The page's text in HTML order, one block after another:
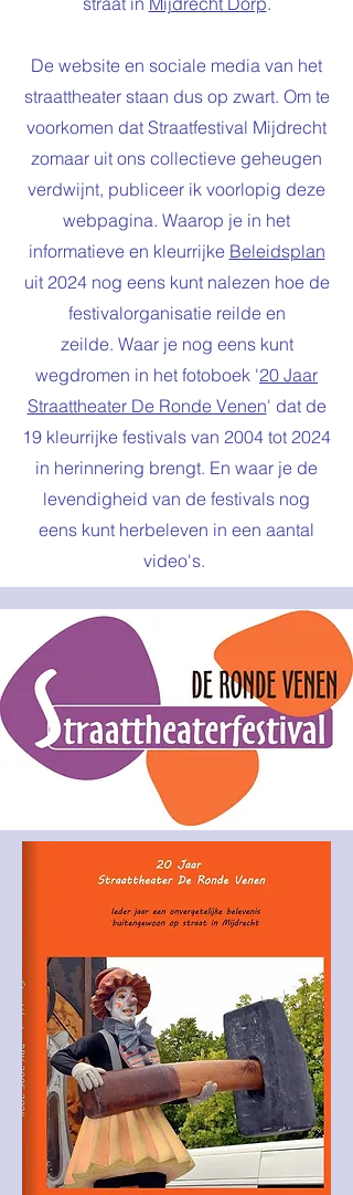
De website en sociale media van het
straattheater staan dus op zwart. Om te
voorkomen dat Straatfestival Mijdrecht
zomaar uit ons collectieve geheugen
verdwijnt, publiceer ik voorlopig deze
webpagina. Waarop je in het
informatieve en kleurrijke Beleidsplan
uit 2024 nog eens kunt nalezen hoe de
festivalorganisatie reilde en
zeilde. Waar je nog eens kunt
wegdromen in het fotoboek '20 Jaar
Straattheater De Ronde Venen' dat de
19 kleurrijke festivals van 2004 tot 2024
in herinnering brengt. En waar je de
levendigheid van de festivals nog
eens kunt herbeleven in een aantal
video's.